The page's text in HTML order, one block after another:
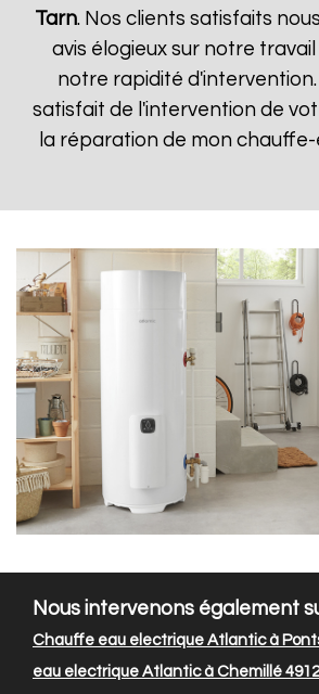
Tarn. Nos clients satisfaits
avis élogieux sur notre
notre rapidité d'intervention.
satisfait de l'intervention de
la réparation de mon
Nous intervenons également
Chauffe eau electrique Atlantic à
eau electrique Atlantic à Chemillé